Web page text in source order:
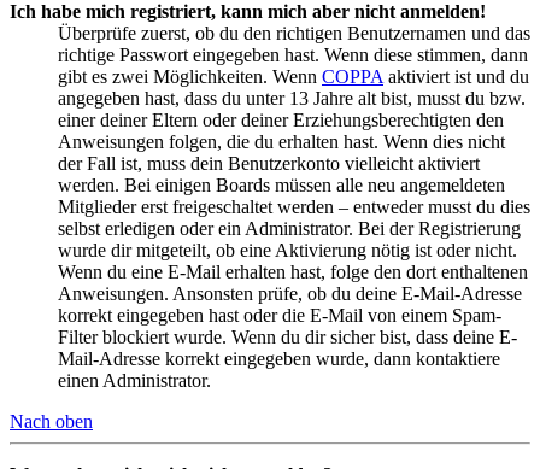
Ich habe mich registriert, kann mich aber nicht anmelden!
Überprüfe zuerst, ob du den richtigen Benutzernamen und das
richtige Passwort eingegeben hast. Wenn diese stimmen, dann
gibt es zwei Möglichkeiten. Wenn COPPA aktiviert ist und du
angegeben hast, dass du unter 13 Jahre alt bist, musst du bzw.
einer deiner Eltern oder deiner Erziehungsberechtigten den
Anweisungen folgen, die du erhalten hast. Wenn dies nicht
der Fall ist, muss dein Benutzerkonto vielleicht aktiviert
werden. Bei einigen Boards müssen alle neu angemeldeten
Mitglieder erst freigeschaltet werden – entweder musst du dies
selbst erledigen oder ein Administrator. Bei der Registrierung
wurde dir mitgeteilt, ob eine Aktivierung nötig ist oder nicht.
Wenn du eine E-Mail erhalten hast, folge den dort enthaltenen
Anweisungen. Ansonsten prüfe, ob du deine E-Mail-Adresse
korrekt eingegeben hast oder die E-Mail von einem Spam-
Filter blockiert wurde. Wenn du dir sicher bist, dass deine E-
Mail-Adresse korrekt eingegeben wurde, dann kontaktiere
einen Administrator.
Nach oben